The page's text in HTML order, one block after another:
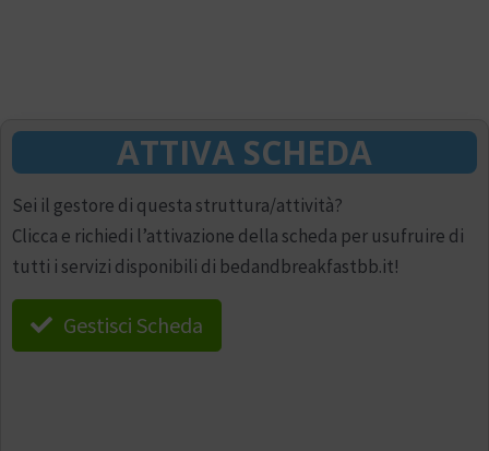
ATTIVA SCHEDA
Sei il gestore di questa struttura/attività?
Clicca e richiedi l’attivazione della scheda per usufruire di
tutti i servizi disponibili di bedandbreakfastbb.it!
Gestisci Scheda